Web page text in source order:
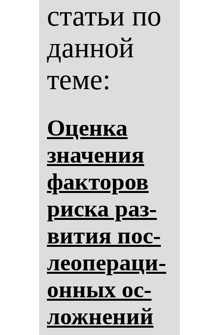
статьи по
данной
теме:
Оцен­ка
зна­че­ния
фак­то­ров
рис­ка раз­
ви­тия пос­
ле­опе­ра­ци­
он­ных ос­
лож­не­ний